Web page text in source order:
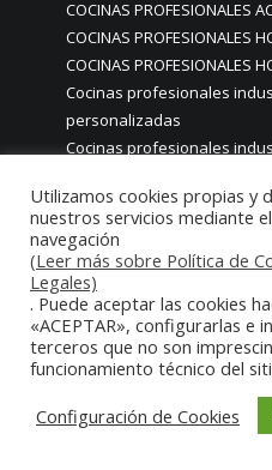
COCINAS PROFESIONALES
COCINAS PROFESIONALES
COCINAS PROFESIONALES
Cocinas profesionales
personalizadas
Cocinas profesionales
monoblock a medida
cocinas profesionales
particulares
COCINAS PROFESIONALES
ACABADOS ALTA GAMA LUJO
COCINAS PROFESIONALES
HOGARES CHALETS
COCINAS PROFESIONALES
PARA HOSTELERIA
Utilizamos cookies propias y
nuestros servicios mediante
navegación
(Leer más sobre Política de
Legales)
. Puede aceptar las cookies
«ACEPTAR», configurarlas e
terceros que no son
funcionamiento técnico del
Configuración de Cookies